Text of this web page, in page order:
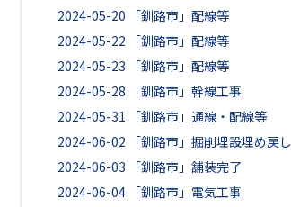
2024-05-20
「釧路市」配線等
2024-05-22
「釧路市」配線等
2024-05-23
「釧路市」配線等
2024-05-28
「釧路市」幹線工事
2024-05-31
「釧路市」通線・配線等
2024-06-02
「釧路市」掘削埋設埋め戻し
2024-06-03
「釧路市」舗装完了
2024-06-04 「釧路市」電気工事